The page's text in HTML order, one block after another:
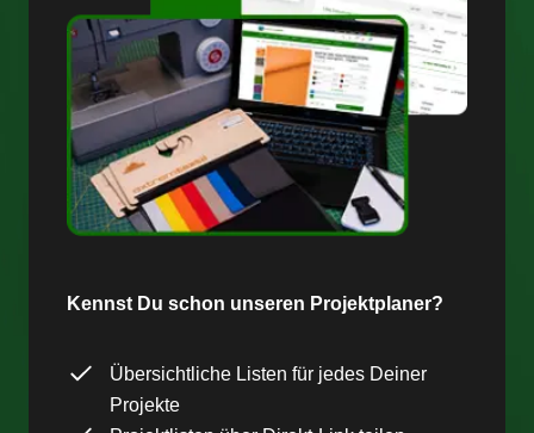
Kennst Du schon unseren Projektplaner?
Übersichtliche Listen für jedes Deiner
Projekte